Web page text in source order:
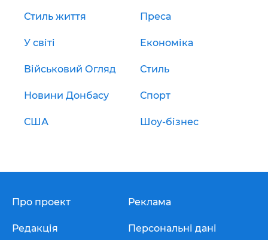
Стиль життя Преса
У світі Економіка
Військовий Огляд Стиль
Новини Донбасу Спорт
США Шоу-бізнес
Про проект
Редакція
Реклама
Персональні дані